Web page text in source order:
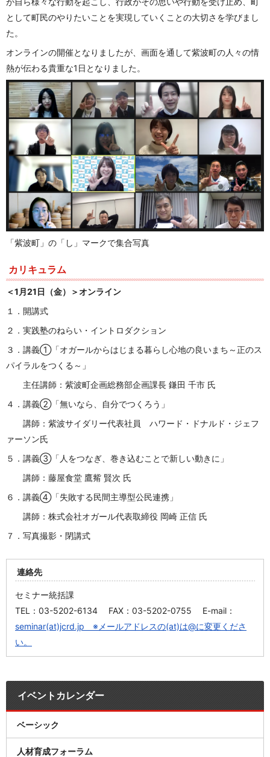
として町民のやりたいことを実現していくことの大切さを学びまし
た。
オンラインの開催となりましたが、画面を通して紫波町の人々の情
熱が伝わる貴重な1日となりました。
「紫波町」の「し」マークで集合写真
カリキュラム
＜1月21日（金）＞オンライン
１．開講式
２．実践塾のねらい・イントロダクション
３．講義①「オガールからはじまる暮らし心地の良いまち～正のス
パイラルをつくる～」
主任講師：紫波町企画総務部企画課長 鎌田 千市 氏
４．講義②「無いなら、自分でつくろう」
講師：紫波サイダリー代表社員 ハワード・ドナルド・ジェフ
ァーソン氏
５．講義③「人をつなぎ、巻き込むことで新しい動きに」
講師：藤屋食堂 鷹觜 賢次 氏
６．講義④「失敗する民間主導型公民連携」
講師：株式会社オガール代表取締役 岡崎 正信 氏
７．写真撮影・閉講式
連絡先
セミナー統括課
TEL：03-5202-6134 FAX：03-5202-0755 E-mail：
seminar(at)jcrd.jp ※メールアドレスの(at)は@に変更くださ
い。
イベントカレンダー
ベーシック
人材育成フォーラム